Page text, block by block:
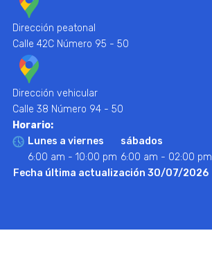
Dirección peatonal
Calle 42C Número 95 - 50
Dirección vehicular
Calle 38 Número 94 - 50
Horario:
Lunes a viernes
6:00 am - 10:00 pm
sábados
6:00 am - 02:00 pm
Fecha última actualización 30/07/2026